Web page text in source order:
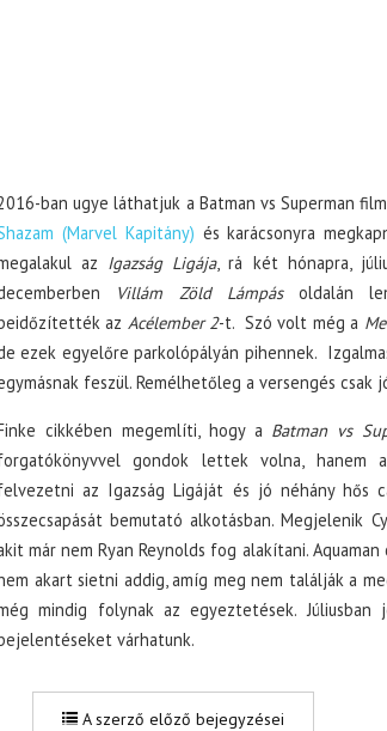
ban ugye láthatjuk a Batman vs Superman
(Marvel Kapitány) és karácsonyra
az Igazság Ligája, rá két hónapra,
Villám Zöld Lámpásoldalán
az Acélember 2-t. Szó volt még a
ezek egyelőre parkolópályán pihennek.
feszül. Remélhetőleg a versengés csak
cikkében megemlíti, hogy a Batman vs
gondok lettek volna, hanem
az Igazság Ligáját és jó néhány hős
bemutató alkotásban. Megjelenik
már nem Ryan Reynolds fog alakítani.
akart sietni addig, amíg meg nem találják a
mindig folynak az egyeztetések. Júliusban
várhatunk.
A szerző előző bejegyzései